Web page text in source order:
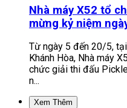
Nhà máy X52 tổ
mừng kỷ niệm
Từ ngày 5 đến 20/5,
Khánh Hòa, Nhà máy
chức giải thi đấu
n...
Xem Thêm